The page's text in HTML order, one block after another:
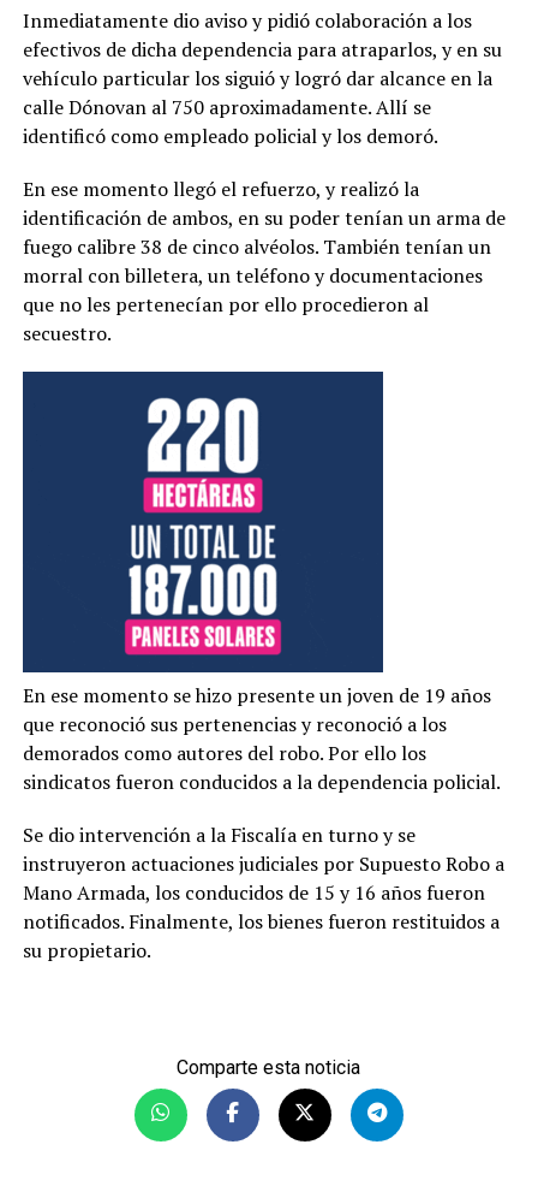
Inmediatamente dio aviso y pidió colaboración a los
efectivos de dicha dependencia para atraparlos, y en su
vehículo particular los siguió y logró dar alcance en la
calle Dónovan al 750 aproximadamente. Allí se
identificó como empleado policial y los demoró.
En ese momento llegó el refuerzo, y realizó la
identificación de ambos, en su poder tenían un arma de
fuego calibre 38 de cinco alvéolos. También tenían un
morral con billetera, un teléfono y documentaciones
que no les pertenecían por ello procedieron al
secuestro.
En ese momento se hizo presente un joven de 19 años
que reconoció sus pertenencias y reconoció a los
demorados como autores del robo. Por ello los
sindicatos fueron conducidos a la dependencia policial.
Se dio intervención a la Fiscalía en turno y se
instruyeron actuaciones judiciales por Supuesto Robo a
Mano Armada, los conducidos de 15 y 16 años fueron
notificados. Finalmente, los bienes fueron restituidos a
su propietario.
Comparte esta noticia